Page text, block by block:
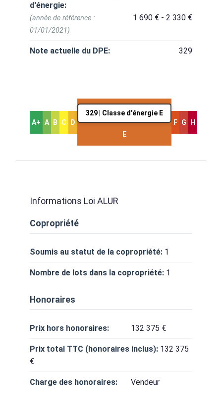
d'énergie:
1 690 € - 2 330 €
(année de référence :
01/01/2021)
Note actuelle du DPE: 329
A+ A B C D
329 | Classe d'énergie E
E
F G H
Informations Loi ALUR
Copropriété
Soumis au statut de la copropriété: 1
Nombre de lots dans la copropriété: 1
Honoraires
Prix hors honoraires: 132 375 €
Prix total TTC (honoraires inclus): 132 375
€
Charge des honoraires: Vendeur